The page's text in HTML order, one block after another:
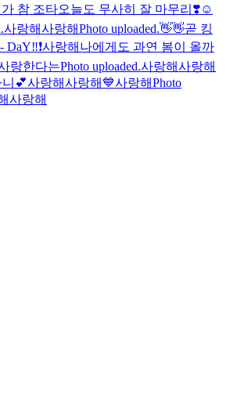
참 조타오늘도 무사히 잘 마무리❣️☺️
사랑해사랑해Photo uploaded.👋👋곧 킹
DaY‼️❗️사랑해 나에게도 과연 봄이 올까
랑한다는Photo uploaded.사랑해사랑해
💕사랑해사랑해 💙사랑해Photo
사랑해